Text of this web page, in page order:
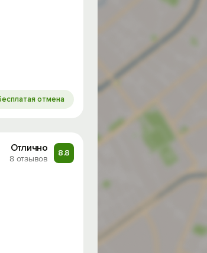
отмена
Отлично
8 отзывов
8.8